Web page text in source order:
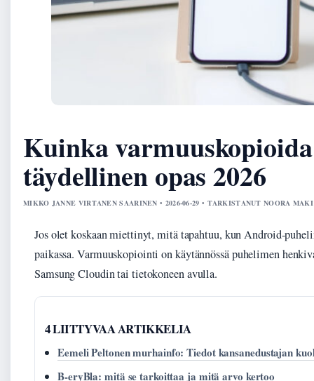
Kuinka
täydellinen opas 2026
MIKKO JANNE VIRTANEN SAARINEN • 2026-06-29 • TARKISTANUT NOORA MAKI
Jos olet koskaan miettinyt, mitä tapahtuu, kun Android-
paikassa. Varmuuskopiointi on käytännössä puhelimen
Samsung Cloudin tai tietokoneen avulla.
4 LIITTYVAA ARTIKKELIA
Eemeli Peltonen murhainfo: Tiedot kansanedustajan
B-eryBla: mitä se tarkoittaa ja mitä arvo kertoo